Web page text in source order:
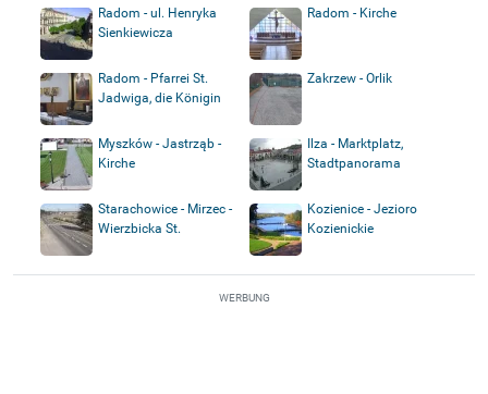
Radom - ul. Henryka
Sienkiewicza
Radom - Kirche
Radom - Pfarrei St.
Jadwiga, die Königin
Zakrzew - Orlik
Myszków - Jastrząb -
Kirche
Ilza - Marktplatz,
Stadtpanorama
Starachowice - Mirzec -
Wierzbicka St.
Kozienice - Jezioro
Kozienickie
WERBUNG